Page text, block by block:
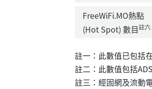
FreeWiFi.MO熱點
(Hot Spot) 數目註六
註一：此數值已包括
註二：此數值包括
註三：經固網及流動